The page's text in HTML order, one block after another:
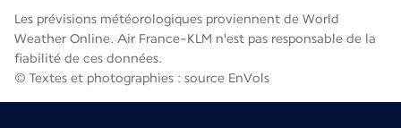
Les prévisions météorologiques proviennent de World
Weather Online. Air France-KLM n'est pas responsable de la
fiabilité de ces données.
© Textes et photographies : source EnVols